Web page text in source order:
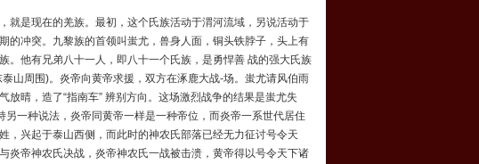
就是现在的羌族。最初，这个氏族活动于渭河流域，另说活动于
的冲突。九黎族的首领叫蚩尤 ，兽身人面，铜头铁脖子，头上有
。他有兄弟八十一人，即八十一个氏族，是勇悍善 战的强大氏族
山周围)。炎帝向黄帝求援，双方在涿鹿大战-场。蚩尤请风伯雨
晴，造了“指南车” 辨别方向。这场激烈战争的结果是蚩尤失
另一种说法，炎帝同黄帝一样是一种帝位，而炎帝一系世代居住
，兴起于泰山西侧，而此时的神农氏部落已经无力征讨号令天
炎帝神农氏决战，炎帝神农氏一战被击溃，黄帝得以号令天下诸